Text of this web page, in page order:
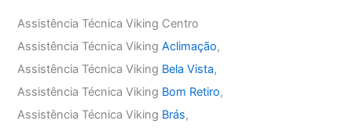
Assistência Técnica Viking Centro
Assistência Técnica VikingAclimação,
Assistência Técnica Viking Bela Vista,
Assistência Técnica Viking Bom Retiro,
Assistência Técnica Viking Brás,